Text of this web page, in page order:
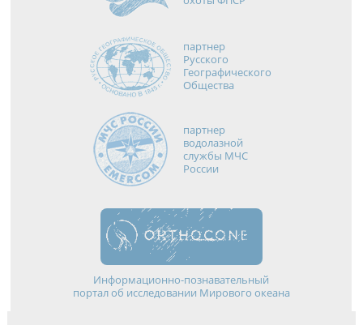
партнер
Русского
Географического
Общества
партнер
водолазной
службы МЧС
России
Информационно-познавательный
портал об исследовании Мирового океана